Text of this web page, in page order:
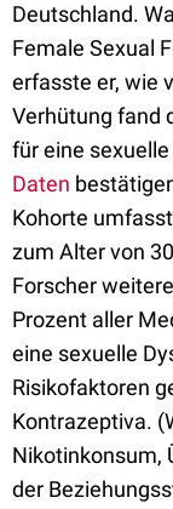
Deutschland.
Female Sexual
erfasste er, wie
Verhütung fand
für eine
Daten
Kohorte
zum Alter von
Forscher
Prozent aller
eine sexuelle
Risikofaktoren
Kontrazeptiva.
Nikotinkonsum,
der